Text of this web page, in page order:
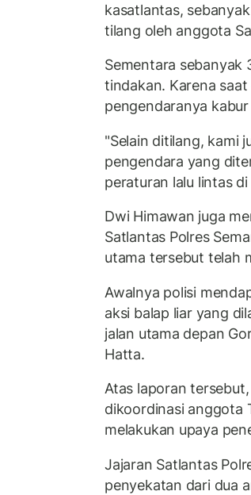
kasatlantas,
tilang oleh anggota
Sementara sebanyak
tindakan. Karena
pengendaranya
"Selain ditilang, kami
pengendara yang
peraturan lalu lintas
Dwi Himawan juga
Satlantas Polres
utama tersebut telah
Awalnya polisi
aksi balap liar yang
jalan utama depan
Hatta.
Atas laporan
dikoordinasi anggota
melakukan upaya
Jajaran Satlantas
penyekatan dari dua